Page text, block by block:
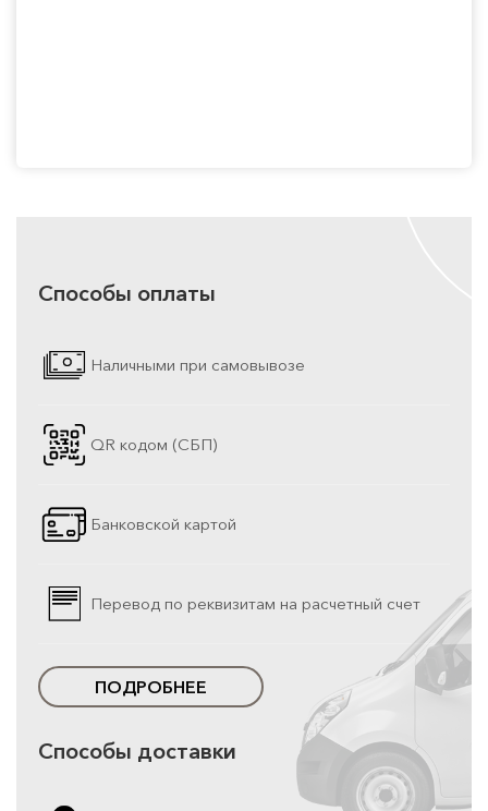
Способы оплаты
Наличными при самовывозе
QR кодом (СБП)
Банковской картой
Перевод по реквизитам на расчетный счет
ПОДРОБНЕЕ
Способы доставки